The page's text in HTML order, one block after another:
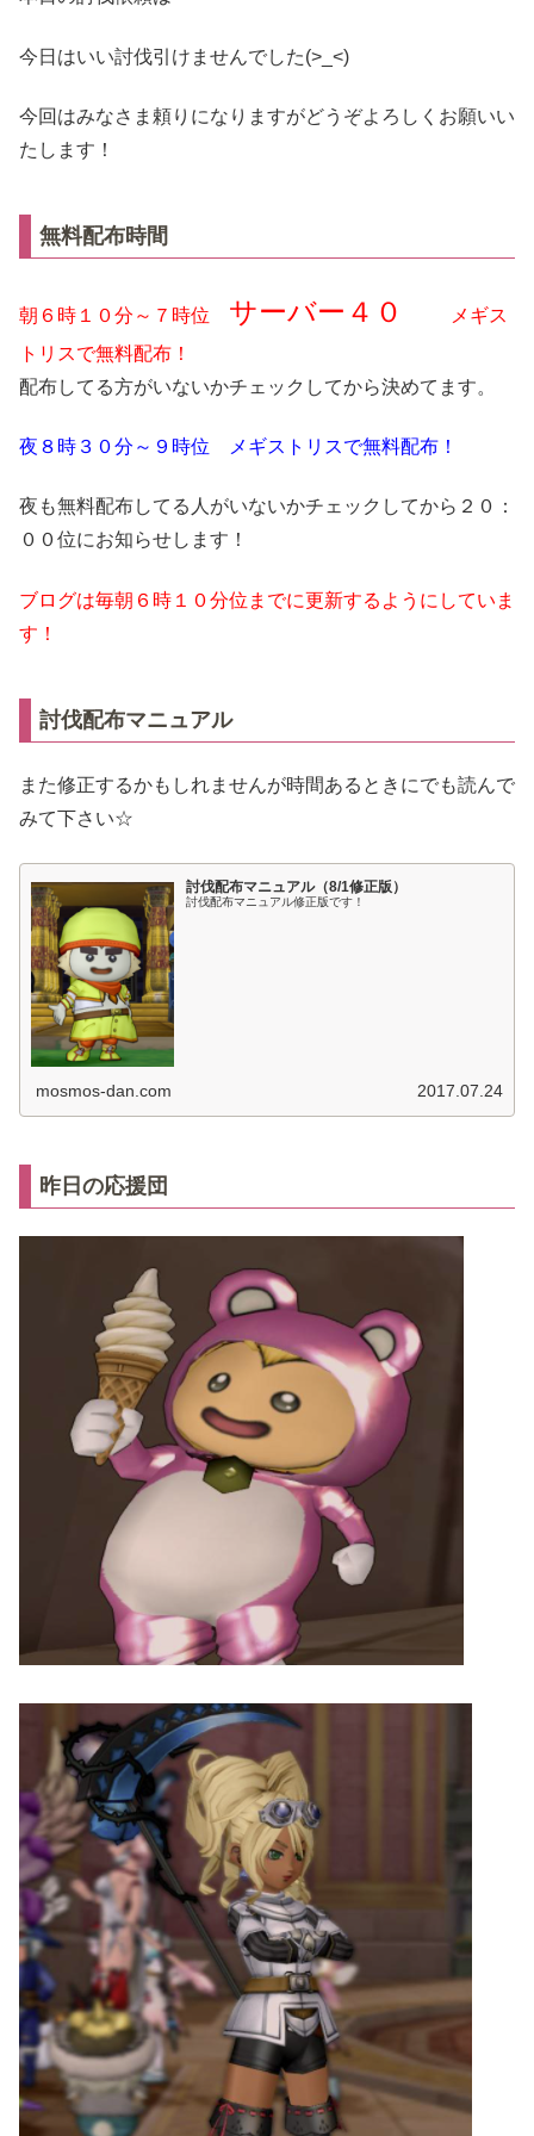
今日はいい討伐引けませんでした(>_<)
今回はみなさま頼りになりますがどうぞよろしくお願いい
たします！
無料配布時間
朝６時１０分～７時位 サーバー４０
メギス
トリスで無料配布！
配布してる方がいないかチェックしてから決めてます。
夜８時３０分～９時位 メギストリスで無料配布！
夜も無料配布してる人がいないかチェックしてから２０：
００位にお知らせします！
ブログは毎朝６時１０分位までに更新するようにしていま
す！
討伐配布マニュアル
また修正するかもしれませんが時間あるときにでも読んで
みて下さい☆
討伐配布マニュアル（8/1修正版）
討伐配布マニュアル修正版です！
mosmos-dan.com 2017.07.24
昨日の応援団